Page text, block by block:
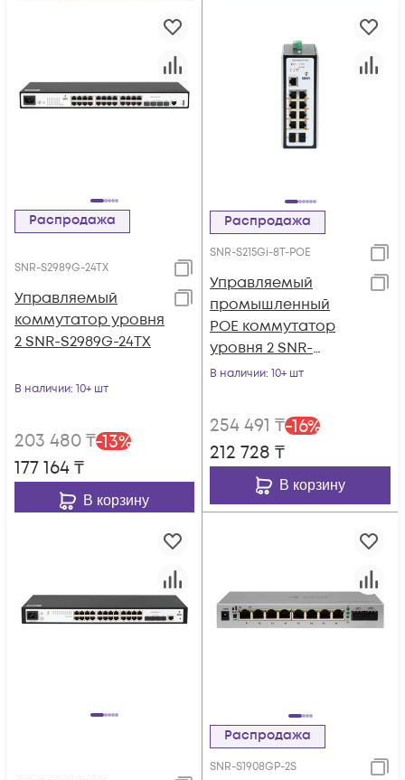
Распродажа
SNR-S2989G-24TX
Управляемый
коммутатор уровня
2 SNR-S2989G-24TX
В наличии: 10+ шт
203 480₸-13%
177 164₸
В корзину
Распродажа
SNR-S215Gi-8T-POE
Управляемый
промышленный
POE коммутатор
уровня 2 SNR-
S215Gi-8T-POE
В наличии: 10+ шт
254 491 ₸-16%
212 728 ₸
В корзину
Распродажа
SNR-S1908GP-2S